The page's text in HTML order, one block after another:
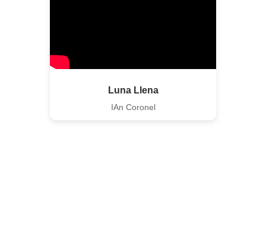
Luna Llena
IAn Coronel